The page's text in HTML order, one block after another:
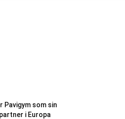
Pavigym som sin
i Europa